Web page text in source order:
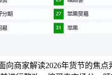
向商家解读2026年货节的焦